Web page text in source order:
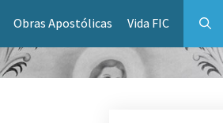
Obras Apostólicas Vida FIC